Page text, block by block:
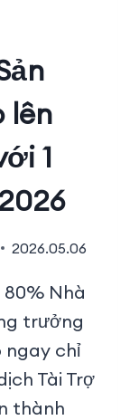
lên
1
2026.05.06
Nhà
trưởng
ngay chỉ
Tài Trợ
thành